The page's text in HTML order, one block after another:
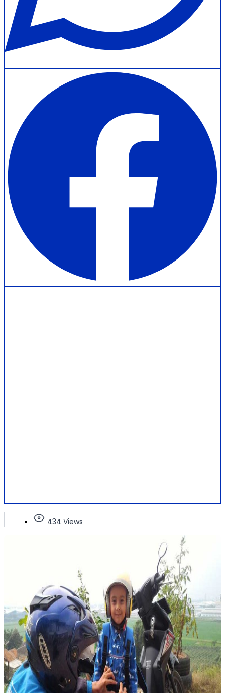
434 Views